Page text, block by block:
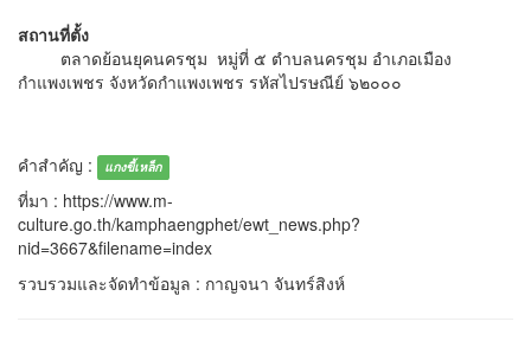
สถานที่ตั้ง
ตลาดย้อนยุคนครชุม หมู่ที่ ๕ ตำบลนครชุม อำเภอเมือง
กำแพงเพชร จังหวัดกำแพงเพชร รหัสไปรษณีย์ ๖๒๐๐๐
คำสำคัญ : แกงขี้เหล็ก
ที่มา : https://www.m-
culture.go.th/kamphaengphet/ewt_news.php?
nid=3667&filename=index
รวบรวมและจัดทำข้อมูล : กาญจนา จันทร์สิงห์